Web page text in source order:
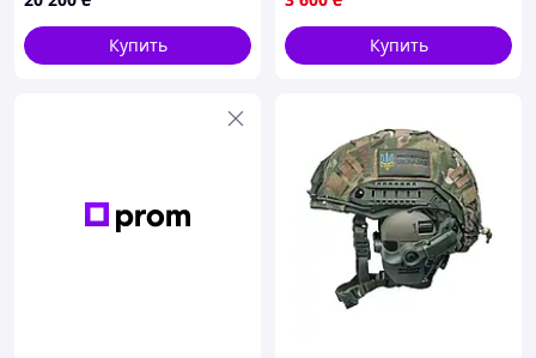
Купить
Купить